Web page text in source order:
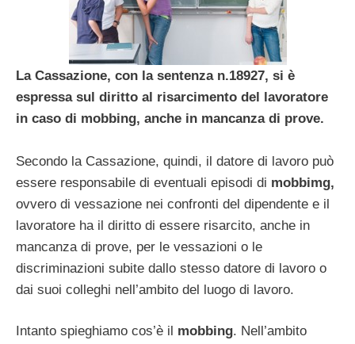
La Cassazione, con la sentenza n.18927, si è
espressa sul diritto al risarcimento del lavoratore
in caso di mobbing, anche in mancanza di prove.
Secondo la Cassazione, quindi, il datore di lavoro può
essere responsabile di eventuali episodi di mobbimg,
ovvero di vessazione nei confronti del dipendente e il
lavoratore ha il diritto di essere risarcito, anche in
mancanza di prove, per le vessazioni o le
discriminazioni subite dallo stesso datore di lavoro o
dai suoi colleghi nell’ambito del luogo di lavoro.
Intanto spieghiamo cos’è il mobbing. Nell’ambito